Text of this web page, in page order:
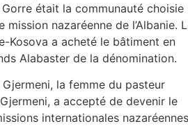
était la communauté choisie
mission nazaréenne de l’Albanie.
Kosova a acheté le bâtiment en
Alabaster de la dénomination.
la femme du pasteur
a accepté de devenir le
internationales nazaréennes